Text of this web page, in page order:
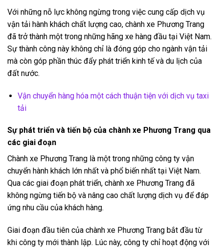
Với những nỗ lực không ngừng trong việc cung cấp dịch vụ
vận tải hành khách chất lượng cao, chành xe Phương Trang
đã trở thành một trong những hãng xe hàng đầu tại Việt Nam.
Sự thành công này không chỉ là đóng góp cho ngành vận tải
mà còn góp phần thúc đẩy phát triển kinh tế và du lịch của
đất nước.
Vận chuyển hàng hóa một cách thuận tiện với dịch vụ taxi
tải
Sự phát triển và tiến bộ của chành xe Phương Trang qua
các giai đoạn
Chành xe Phương Trang là một trong những công ty vận
chuyển hành khách lớn nhất và phổ biến nhất tại Việt Nam.
Qua các giai đoạn phát triển, chành xe Phương Trang đã
không ngừng tiến bộ và nâng cao chất lượng dịch vụ để đáp
ứng nhu cầu của khách hàng.
Giai đoạn đầu tiên của chành xe Phương Trang bắt đầu từ
khi công ty mới thành lập. Lúc này, công ty chỉ hoạt động với